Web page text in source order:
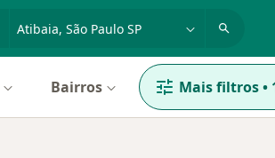
Bairros Mais filtros•